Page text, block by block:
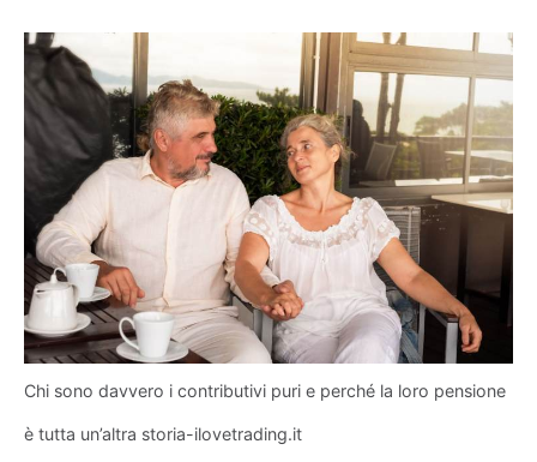
Chi sono davvero i contributivi puri e perché la loro pensione
è tutta un’altra storia-ilovetrading.it